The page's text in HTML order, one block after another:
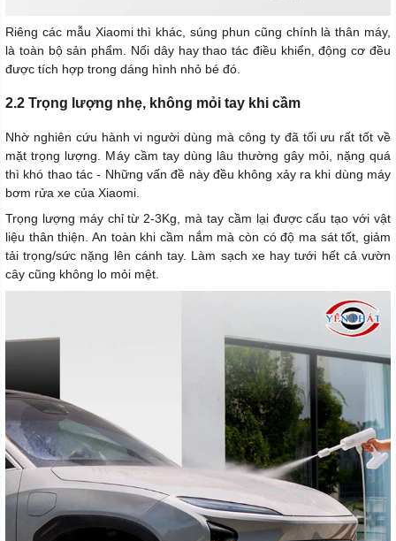
Riêng các mẫu Xiaomi thì khác, súng phun cũng chính là thân máy,
là toàn bộ sản phẩm. Nối dây hay thao tác điều khiển, động cơ đều
được tích hợp trong dáng hình nhỏ bé đó.
2.2 Trọng lượng nhẹ, không mỏi tay khi cầm
Nhờ nghiên cứu hành vi người dùng mà công ty đã tối ưu rất tốt về
mặt trọng lượng. Máy cầm tay dùng lâu thường gây mỏi, nặng quá
thì khó thao tác - Những vấn đề này đều không xảy ra khi dùng máy
bơm rửa xe của Xiaomi.
Trọng lượng máy chỉ từ 2-3Kg, mà tay cầm lại được cấu tạo với vật
liệu thân thiện. An toàn khi cầm nắm mà còn có độ ma sát tốt, giảm
tải trọng/sức nặng lên cánh tay. Làm sạch xe hay tưới hết cả vườn
cây cũng không lo mỏi mệt.